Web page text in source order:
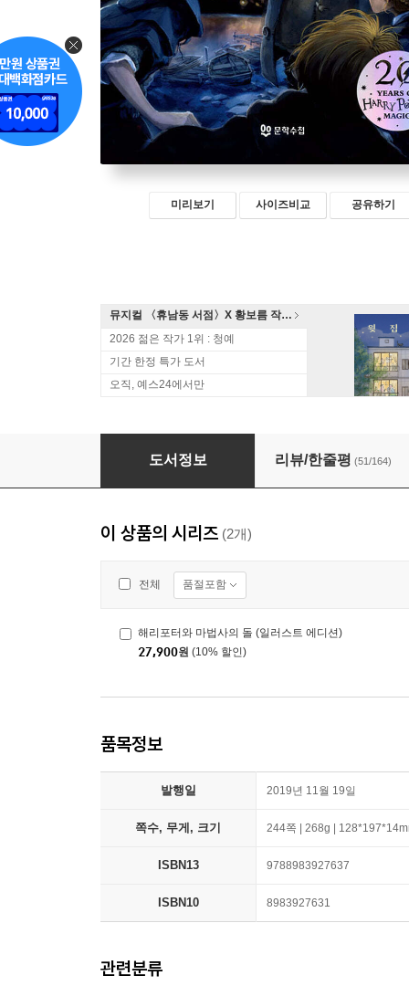
미리보기 사이즈비교 공유하기
뮤지컬 〈휴남동 서점〉X 황보름 작가 북토크
2026 젊은 작가 1위 : 청예
기간 한정 특가 도서
오직, 예스24에서만
해리포터와 마법사의 돌 2
도서정보 리뷰/한줄평 (51/164)
이 상품의 시리즈 (2개)
전체 품절포함
해리포터와 마법사의 돌 (일러스트 에디션)
27,900원 (10% 할인)
품목정보
발행일 2019년 11월 19일
쪽수, 무게, 크기 244쪽 | 268g |
ISBN13 9788983927637
ISBN10 8983927631
관련분류